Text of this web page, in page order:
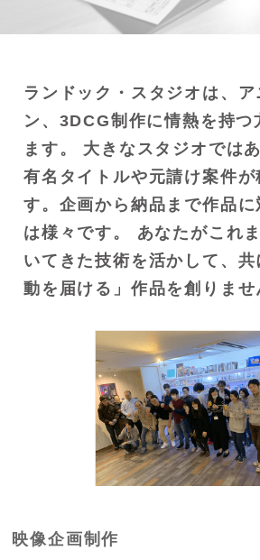
ランドック・スタジオは、ア
ン、3DCG制作に情熱を持つ
ます。
大きなスタジオでは
有名タイトルや元請け案件が
す。企画から納品まで作品に
は様々です。
あなたがこれ
いてきた技術を活かして、
動を届ける」作品を創りませ
映像企画制作